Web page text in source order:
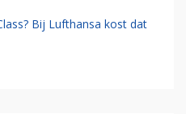
Bij Lufthansa kost dat